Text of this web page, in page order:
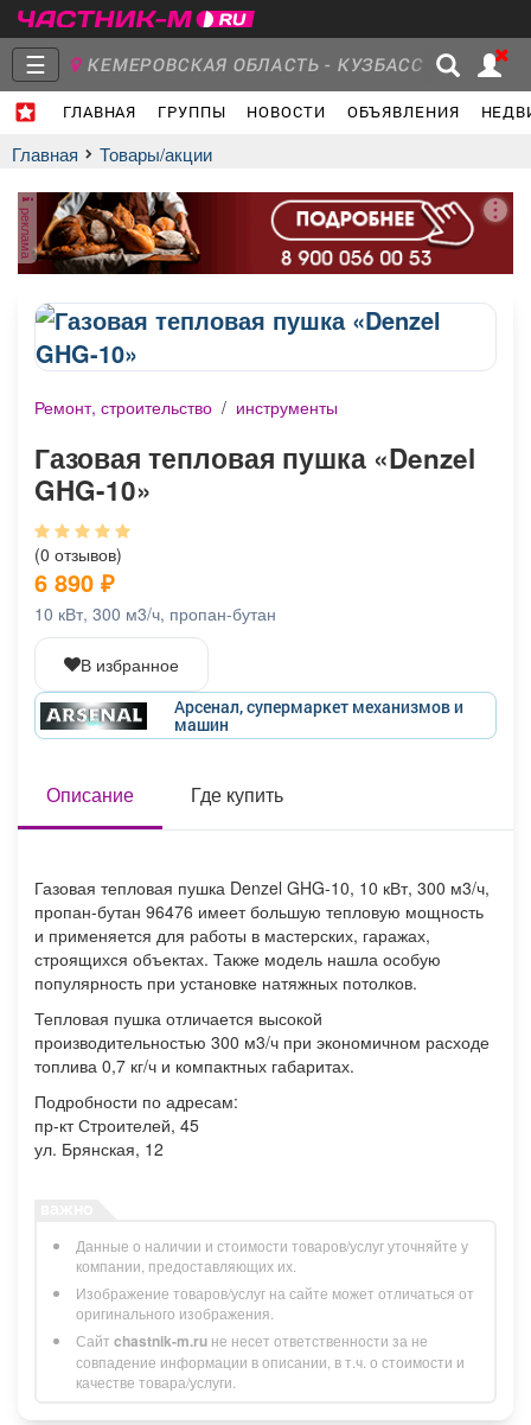
☰ КЕМЕРОВСКАЯ ОБЛАСТЬ - КУЗБАСС
ГЛАВНАЯ ГРУППЫ НОВОСТИ ОБЪЯВЛЕНИЯ
Главная
Объявления Недвижимость Услуги
Работа Транспорт
Афиша
Главная Товары/акции
реклама
Ремонт, строительство / инструменты
Газовая тепловая пушка «Denzel
GHG-10»
(0 отзывов)
6 890 ₽
10 кВт, 300 м3/ч, пропан-бутан
В избранное
Арсенал, супермаркет механизмов и
машин
Описание Где купить
Газовая тепловая пушка Denzel GHG-10, 10 кВт, 300 м3/ч,
пропан-бутан 96476 имеет большую тепловую мощность
и применяется для работы в мастерских, гаражах,
строящихся объектах. Также модель нашла особую
популярность при установке натяжных потолков.
Тепловая пушка отличается высокой
производительностью 300 м3/ч при экономичном расходе
топлива 0,7 кг/ч и компактных габаритах.
Подробности по адресам:
пр-кт Строителей, 45
ул. Брянская, 12
Данные о наличии и стоимости товаров/услуг уточняйте у
компании, предоставляющих их.
Изображение товаров/услуг на сайте может отличаться от
оригинального изображения.
Сайт chastnik-m.ru не несет ответственности за не
совпадение информации в описании, в т.ч. о стоимости и
качестве товара/услуги.